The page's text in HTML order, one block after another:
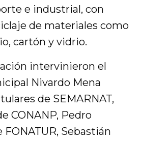
e industrial, con
de materiales como
cartón y vidrio.
intervinieron el
Nivardo Mena
de SEMARNAT,
CONANP, Pedro
FONATUR, Sebastián